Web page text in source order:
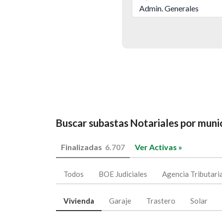
Admin. Generales
Ej:
Buscar subastas Notariales por
Finalizadas 6.707 Ver Activas »
Todos BOE Judiciales Agencia
Vivienda Garaje Trastero Solar